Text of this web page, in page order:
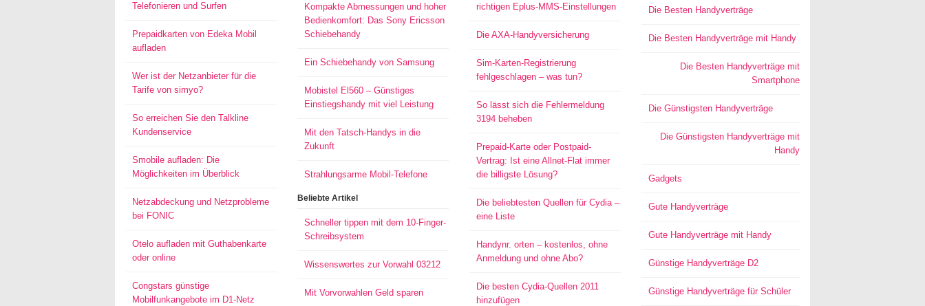
Telefonieren und Surfen
Prepaidkarten von Edeka Mobil
aufladen
Wer ist der Netzanbieter für die
Tarife von simyo?
So erreichen Sie den Talkline
Kundenservice
Smobile aufladen: Die
Möglichkeiten im Überblick
Netzabdeckung und Netzprobleme
bei FONIC
Otelo aufladen mit Guthabenkarte
oder online
Congstars günstige
Mobilfunkangebote im D1-Netz
Kompakte Abmessungen und hoher
Bedienkomfort: Das Sony Ericsson
Schiebehandy
Ein Schiebehandy von Samsung
Mobistel El560 – Günstiges
Einstiegshandy mit viel Leistung
Mit den Tatsch-Handys in die
Zukunft
Strahlungsarme Mobil-Telefone
Beliebte Artikel
Schneller tippen mit dem 10-Finger-
Schreibsystem
Wissenswertes zur Vorwahl 03212
Mit Vorvorwahlen Geld sparen
richtigen Eplus-MMS-Einstellungen
Die AXA-Handyversicherung
Sim-Karten-Registrierung
fehlgeschlagen – was tun?
So lässt sich die Fehlermeldung
3194 beheben
Prepaid-Karte oder Postpaid-
Vertrag: Ist eine Allnet-Flat immer
die billigste Lösung?
Die beliebtesten Quellen für Cydia –
eine Liste
Handynr. orten – kostenlos, ohne
Anmeldung und ohne Abo?
Die besten Cydia-Quellen 2011
hinzufügen
Die Besten Handyverträge
Die Besten Handyverträge mit Handy
Die Besten Handyverträge mit
Smartphone
Die Günstigsten Handyverträge
Die Günstigsten Handyverträge mit
Handy
Gadgets
Gute Handyverträge
Gute Handyverträge mit Handy
Günstige Handyverträge D2
Günstige Handyverträge für Schüler